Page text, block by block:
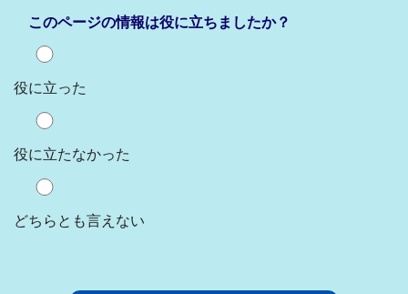
このページの情報は役に立ちましたか？
役に立った
役に立たなかった
どちらとも言えない